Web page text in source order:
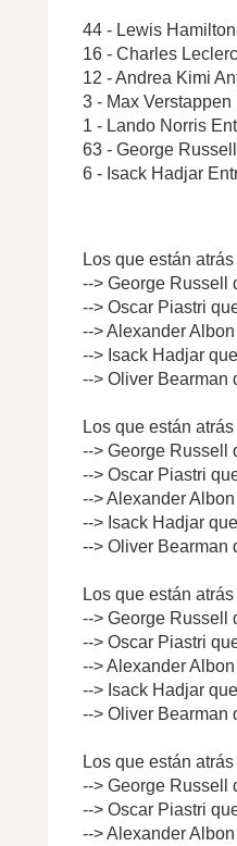
44 - Lewis
16 - Charles
12 - Andrea Kimi
3 - Max
1 - Lando Norris
63 - George
6 - Isack Hadjar
Los que están
--> George Russell
--> Oscar Piastri
--> Alexander
--> Isack Hadjar
--> Oliver Bearman
Los que están
--> George Russell
--> Oscar Piastri
--> Alexander
--> Isack Hadjar
--> Oliver Bearman
Los que están
--> George Russell
--> Oscar Piastri
--> Alexander
--> Isack Hadjar
--> Oliver Bearman
Los que están
--> George Russell
--> Oscar Piastri
--> Alexander